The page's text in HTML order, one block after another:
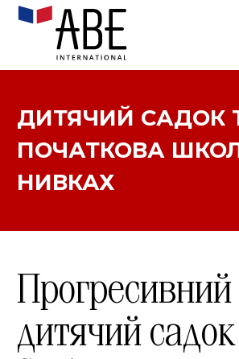
ДИТЯЧИЙ САДОК
ПОЧАТКОВА
НИВКАХ
КИЇВСЬКА ШКОЛА НА
ШКОЛА У ДНІПРІ
Прогресивний
дитячий